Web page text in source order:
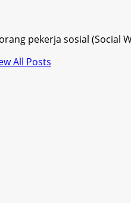
pekerja sosial (Social
All Posts